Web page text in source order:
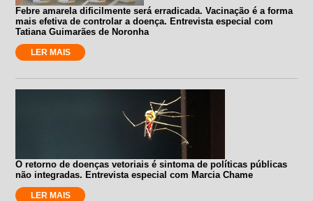
Febre amarela dificilmente será erradicada. Vacinação é a forma
mais efetiva de controlar a doença. Entrevista especial com
Tatiana Guimarães de Noronha
LER MAIS
O retorno de doenças vetoriais é sintoma de políticas públicas
não integradas. Entrevista especial com Marcia Chame
LER MAIS